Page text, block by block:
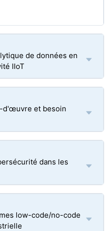
de données en
IIoT
d'œuvre et besoin
dans les
low-code/no-code